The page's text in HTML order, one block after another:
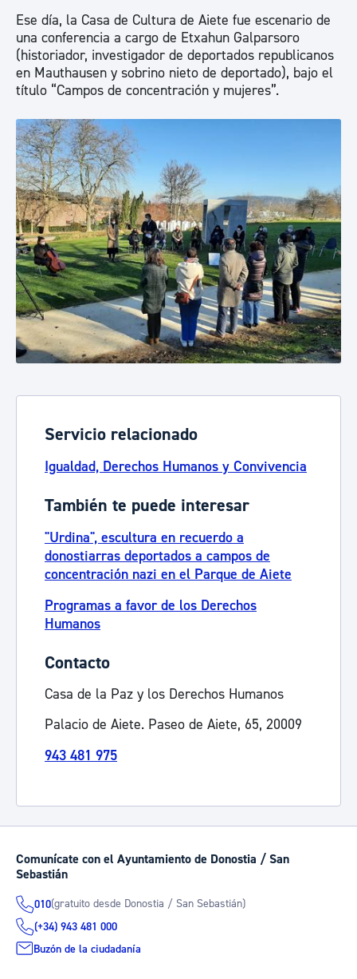
Ese día, la Casa de Cultura de Aiete fue escenario de
una conferencia a cargo de Etxahun Galparsoro
(historiador, investigador de deportados republicanos
en Mauthausen y sobrino nieto de deportado), bajo el
título “Campos de concentración y mujeres”.
Servicio relacionado
Igualdad, Derechos Humanos y Convivencia
También te puede interesar
"Urdina", escultura en recuerdo a
donostiarras deportados a campos de
concentración nazi en el Parque de Aiete
Programas a favor de los Derechos
Humanos
Contacto
Casa de la Paz y los Derechos Humanos
Palacio de Aiete. Paseo de Aiete, 65, 20009
943 481 975
Comunícate con el Ayuntamiento de Donostia / San
Sebastián
010(gratuito desde Donostia / San Sebastián)
(+34) 943 481 000
Buzón de la ciudadanía